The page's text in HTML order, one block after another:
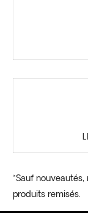
*Sauf nouveautés,
produits remisés.